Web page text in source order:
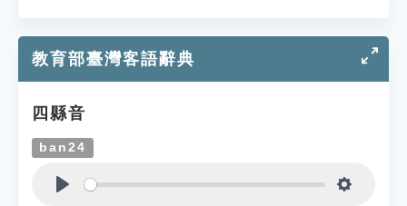
教育部臺灣客語辭典
四縣音
ban24